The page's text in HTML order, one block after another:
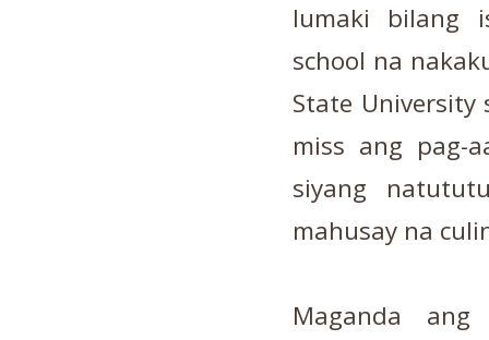
lumaki bilang
school na
State University
miss ang pag-
siyang
mahusay na
Maganda